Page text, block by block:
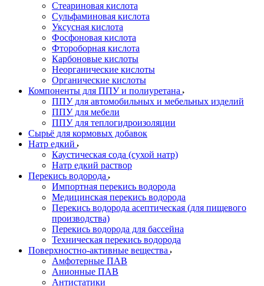
Стеариновая кислота
Сульфаминовая кислота
Уксусная кислота
Фосфоновая кислота
Фтороборная кислота
Карбоновые кислоты
Неорганические кислоты
Органические кислоты
Компоненты для ППУ и полиуретана
ППУ для автомобильных и мебельных изделий
ППУ для мебели
ППУ для теплогидроизоляции
Сырьё для кормовых добавок
Натр едкий
Каустическая сода (сухой натр)
Натр едкий раствор
Перекись водорода
Импортная перекись водорода
Медицинская перекись водорода
Перекись водорода асептическая (для пищевого
производства)
Перекись водорода для бассейна
Техническая перекись водорода
Поверхностно-активные вещества
Амфотерные ПАВ
Анионные ПАВ
Антистатики